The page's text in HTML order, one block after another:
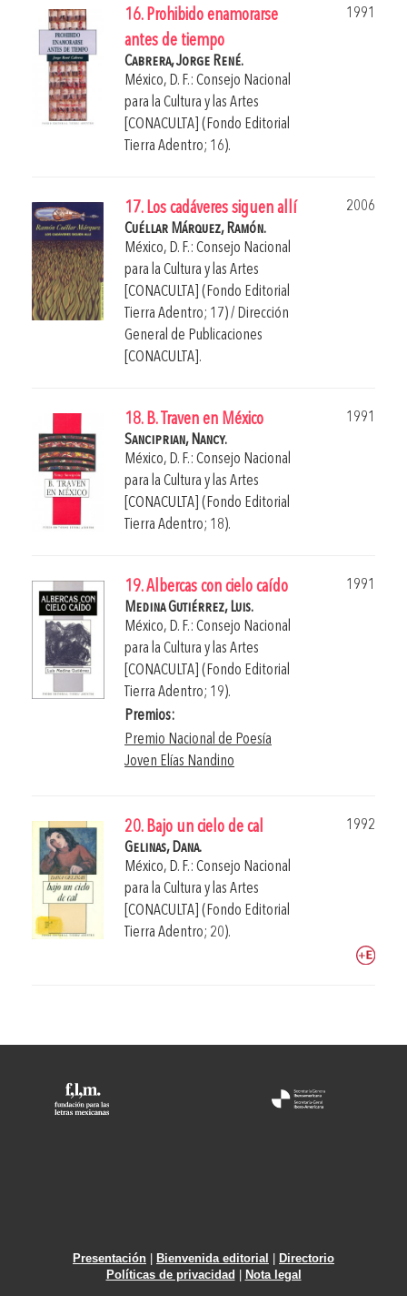
16. Prohibido enamorarse
antes de tiempo
1991
Cabrera, Jorge René.
México, D. F.: Consejo Nacional
para la Cultura y las Artes
[CONACULTA] (Fondo Editorial
Tierra Adentro; 16).
17. Los cadáveres siguen allí
2006
Cuéllar Márquez, Ramón.
México, D. F.: Consejo Nacional
para la Cultura y las Artes
[CONACULTA] (Fondo Editorial
Tierra Adentro; 17) / Dirección
General de Publicaciones
[CONACULTA].
18. B. Traven en México
1991
Sanciprian, Nancy.
México, D. F.: Consejo Nacional
para la Cultura y las Artes
[CONACULTA] (Fondo Editorial
Tierra Adentro; 18).
19. Albercas con cielo caído
1991
Medina Gutiérrez, Luis.
México, D. F.: Consejo Nacional
para la Cultura y las Artes
[CONACULTA] (Fondo Editorial
Tierra Adentro; 19).
Premios:
Premio Nacional de Poesía
Joven Elías Nandino
20. Bajo un cielo de cal
1992
Gelinas, Dana.
México, D. F.: Consejo Nacional
para la Cultura y las Artes
[CONACULTA] (Fondo Editorial
Tierra Adentro; 20).
Presentación Bienvenida editorial
Directorio
Políticas de privacidad
Nota legal